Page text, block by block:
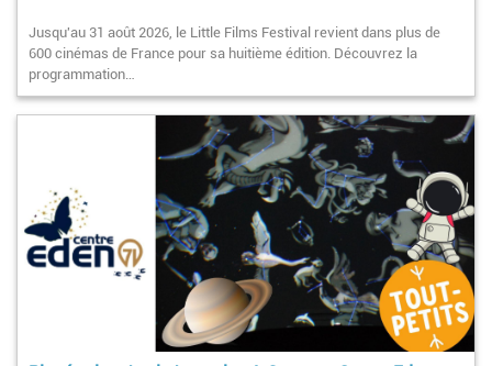
Jusqu'au 31 août 2026, le Little Films Festival revient dans plus de
600 cinémas de France pour sa huitième édition. Découvrez la
programmation…